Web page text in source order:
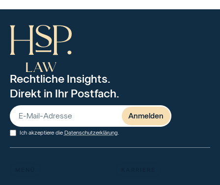
Rechtliche Insights.
Direkt in Ihr Postfach.
Ich akzeptiere die Datenschutzerklärung